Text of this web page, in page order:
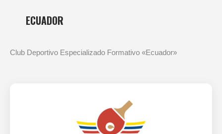
ECUADOR
Club Deportivo Especializado Formativo «Ecuador»